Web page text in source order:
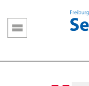
zum
Inhalt
Hauptnavigation